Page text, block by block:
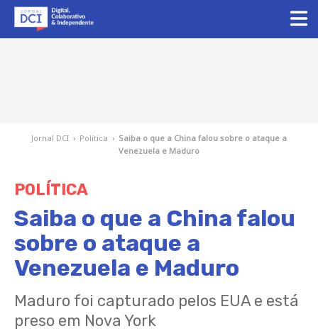
Jornal DCI › Política › Saiba o que a China falou sobre o ataque a
Venezuela e Maduro
POLÍTICA
Saiba o que a China falou
sobre o ataque a
Venezuela e Maduro
Maduro foi capturado pelos EUA e está
preso em Nova York